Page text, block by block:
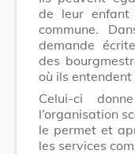
de leur enfant
commune.
demande
des
où ils
Celui-ci
l’organisation
le permet et
les services